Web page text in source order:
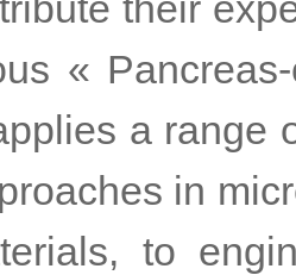
«
a range
in
to